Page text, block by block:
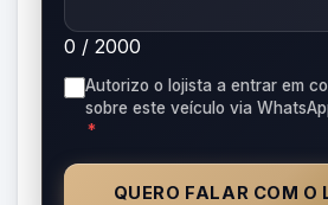
0 / 2000
Autorizo o lojista a entrar em
sobre este veículo via
*
QUERO FALAR COM O